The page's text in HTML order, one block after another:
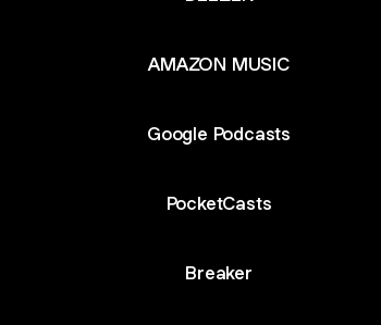
AMAZON MUSIC
Google Podcasts
PocketCasts
Breaker